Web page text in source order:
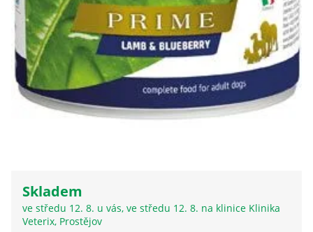
Skladem
ve středu 12. 8. u vás, ve středu 12. 8. na klinice Klinika
Veterix, Prostějov